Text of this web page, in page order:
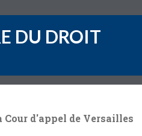
DU DROIT
d'appel de Versailles